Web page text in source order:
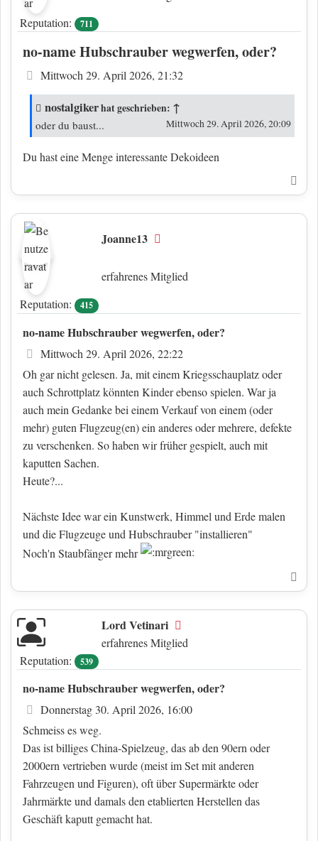
Reputation:
711
no-name Hubschrauber wegwerfen, oder?
Beitrag
Mittwoch 29. April 2026, 21:32
nostalgikerhat geschrieben: ↑
Mittwoch 29. April 2026, 20:09
oder du baust...
Du hast eine Menge interessante Dekoideen
Joanne13
erfahrenes Mitglied
Reputation:
415
no-name Hubschrauber wegwerfen, oder?
Beitrag
Mittwoch 29. April 2026, 22:22
Oh gar nicht gelesen. Ja, mit einem Kriegsschauplatz oder
auch Schrottplatz könnten Kinder ebenso spielen. War ja
auch mein Gedanke bei einem Verkauf von einem (oder
mehr) guten Flugzeug(en) ein anderes oder mehrere, defekte
zu verschenken. So haben wir früher gespielt, auch mit
kaputten Sachen.
Heute?...
Nächste Idee war ein Kunstwerk, Himmel und Erde malen
und die Flugzeuge und Hubschrauber "installieren"
Noch'n Staubfänger mehr
Lord Vetinari
erfahrenes Mitglied
Reputation:
539
no-name Hubschrauber wegwerfen, oder?
Beitrag
Donnerstag 30. April 2026, 16:00
Schmeiss es weg.
Das ist billiges China-Spielzeug, das ab den 90ern oder
2000ern vertrieben wurde (meist im Set mit anderen
Fahrzeugen und Figuren), oft über Supermärkte oder
Jahrmärkte und damals den etablierten Herstellen das
Geschäft kaputt gemacht hat.